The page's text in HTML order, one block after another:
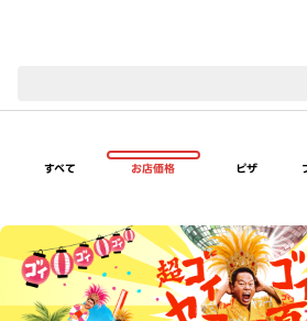
すべて お店価格 ピザ
超ゴイゴイヤスー夏祭